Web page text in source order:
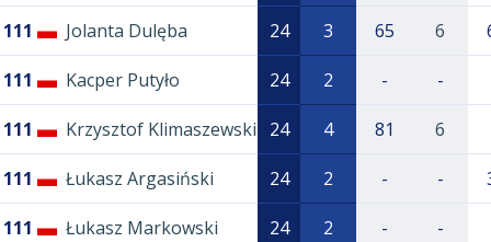
111 Jolanta Dulęba 24 3 65 6
111 Kacper Putyło 24 2 - -
111 Krzysztof Klimaszewski 24 4 81 6
111 Łukasz Argasiński 24 2 - -
111 Łukasz Markowski 24 2 - -